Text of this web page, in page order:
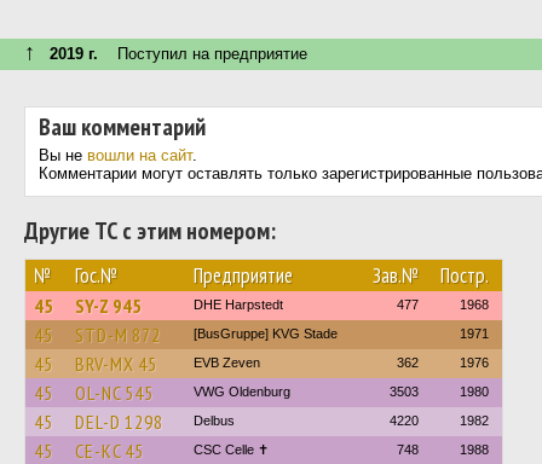
↑ 2019 г. Поступил на предприятие
Ваш комментарий
Вы не вошли на сайт.
Комментарии могут оставлять только зарегистрированные
Другие ТС с этим номером:
№ Гос.№ Предприятие Зав.№ Постр.
45 SY-Z 945 DHE Harpstedt 477 1968
45 STD-M 872 [BusGruppe] KVG Stade 1971
45 BRV-MX 45 EVB Zeven 362 1976
45 OL-NC 545 VWG Oldenburg 3503 1980
45 DEL-D 1298 Delbus 4220 1982
45 CE-KC 45 CSC Celle ✝ 748 1988